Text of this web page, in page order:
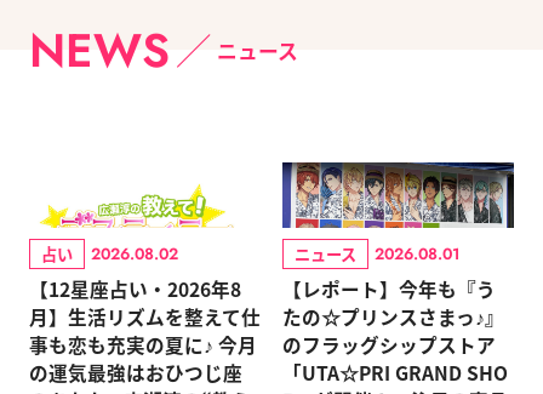
NEWS ニュース
占い 2026.08.02
【12星座占い・2026年8
月】生活リズムを整えて仕
事も恋も充実の夏に♪ 今月
の運気最強はおひつじ座
ニュース 2026.08.01
【レポート】今年も『う
たの☆プリンスさまっ♪』
のフラッグシップストア
「UTA☆PRI GRAND SHO